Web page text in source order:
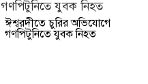
ঈশ্বরদীতে চুরির অভিযোগে
গণপিটুনিতে যুবক নিহত